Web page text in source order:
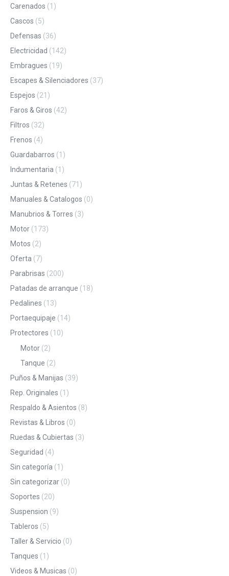
Carenados (1)
Cascos (5)
Defensas (36)
Electricidad (142)
Embragues (19)
Escapes & Silenciadores (37)
Espejos (21)
Faros & Giros (42)
Filtros (32)
Frenos (4)
Guardabarros (1)
Indumentaria (1)
Juntas & Retenes (71)
Manuales & Catalogos (0)
Manubrios & Torres (3)
Motor (173)
Motos (2)
Oferta (7)
Parabrisas (200)
Patadas de arranque (18)
Pedalines (13)
Portaequipaje (14)
Protectores (10)
Motor (2)
Tanque (2)
Puños & Manijas (39)
Rep. Originales (1)
Respaldo & Asientos (8)
Revistas & Libros (0)
Ruedas & Cubiertas (3)
Seguridad (4)
Sin categoría (1)
Sin categorizar (0)
Soportes (20)
Suspension (9)
Tableros (5)
Taller & Servicio (0)
Tanques (1)
Videos & Musicas (0)